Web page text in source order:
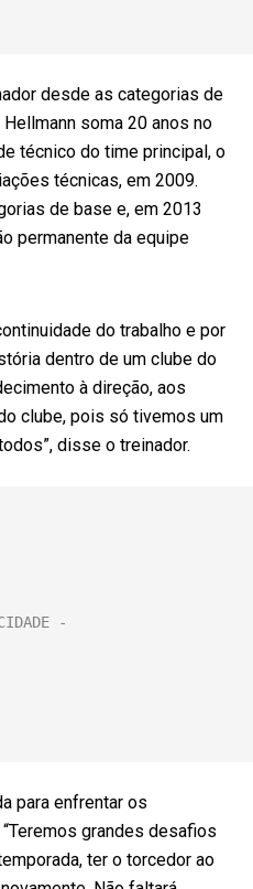
desde as categorias de
soma 20 anos no
técnico do time principal, o
técnicas, em 2009.
de base e, em 2013
permanente da equipe
do trabalho e por
dentro de um clube do
à direção, aos
clube, pois só tivemos um
disse o treinador.
para enfrentar os
grandes desafios
ter o torcedor ao